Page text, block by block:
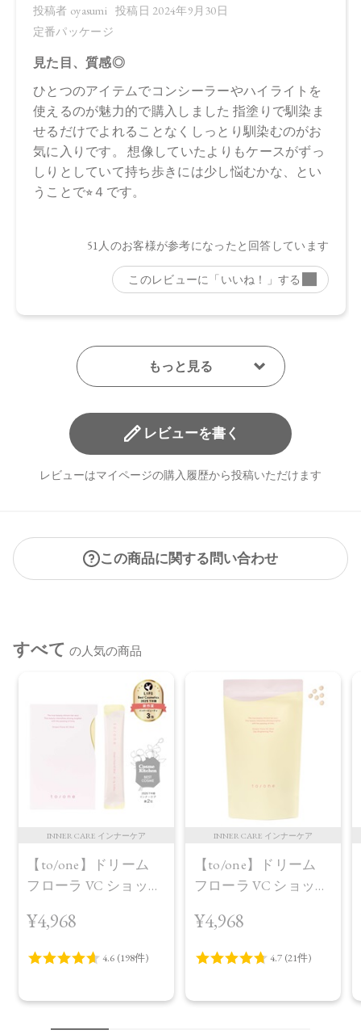
レビューを書く
レビューはマイページの購入履歴から投稿いただけます
この商品に関する問い合わせ
すべて の人気の商品
INNER CARE インナーケア
【to/one】ドリーム
フローラ VC ショット
¥4,968
INNER CARE インナーケア
【to/one】ドリーム
フローラ VC ショット
プラス＜限定品＞
¥4,968